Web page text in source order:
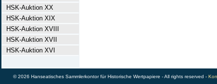
HSK-Auktion XX
HSK-Auktion XIX
HSK-Auktion XVIII
HSK-Auktion XVII
HSK-Auktion XVI
© 2026 Hanseatisches Sammlerkontor für Historische Wertpapiere - All rights reserved -